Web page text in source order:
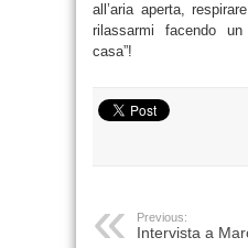
all’aria aperta,
rilassarmi facendo
casa”!
Previous:
Intervista a